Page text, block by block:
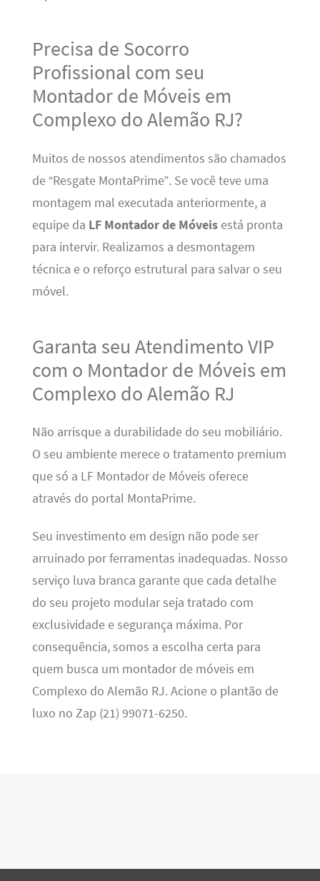
Precisa de Socorro
Profissional com seu
Montador de Móveis em
Complexo do Alemão RJ?
Muitos de nossos atendimentos são chamados
de “Resgate MontaPrime”. Se você teve uma
montagem mal executada anteriormente, a
equipe da LF Montador de Móveisestá pronta
para intervir. Realizamos a desmontagem
técnica e o reforço estrutural para salvar o seu
móvel.
Garanta seu Atendimento VIP
com o Montador de Móveis em
Complexo do Alemão RJ
Não arrisque a durabilidade do seu mobiliário.
O seu ambiente merece o tratamento premium
que só a LF Montador de Móveis oferece
através do portal MontaPrime.
Seu investimento em design não pode ser
arruinado por ferramentas inadequadas. Nosso
serviço luva branca garante que cada detalhe
do seu projeto modular seja tratado com
exclusividade e segurança máxima. Por
consequência, somos a escolha certa para
quem busca um montador de móveis em
Complexo do Alemão RJ. Acione o plantão de
luxo no Zap (21) 99071-6250.